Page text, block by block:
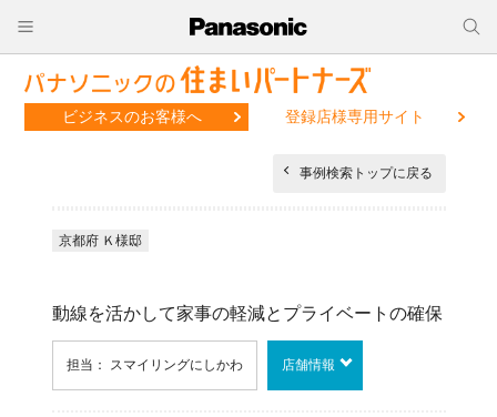
ビジネスのお客様へ 登録店様専用サイト
事例検索トップに戻る
京都府 Ｋ様邸
動線を活かして家事の軽減とプライベートの確保
担当： スマイリングにしかわ 店舗情報